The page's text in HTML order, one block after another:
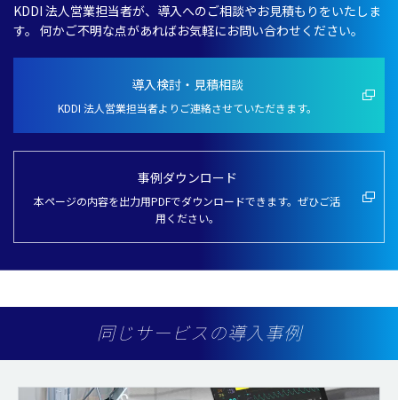
KDDI 法人営業担当者が、導入へのご相談やお見積もりをいたしま
す。 何かご不明な点があればお気軽にお問い合わせください。
導入検討・見積相談
KDDI 法人営業担当者よりご連絡させていただきます。
事例ダウンロード
本ページの内容を出力用PDFでダウンロードできます。ぜひご活
用ください。
同じサービスの導入事例